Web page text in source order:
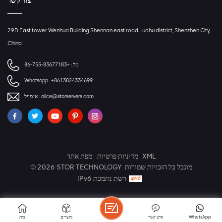
29D East tower Wenhua Building Shennan east road Luohu district, Shenzhen City,
China
טל : +86-755-83677183
Whatsapp :+8613824334699
אימייל :alice@storservers.com
מפת אתר מדיניות פרטיות XML
© 2026 STOR TECHNOLOGY מוגבל כל הזכויות שמורות
IPv6 רשת נתמכת
בית מוצרים WhatsApp איש קשר